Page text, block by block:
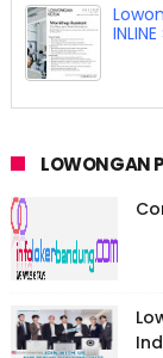
LOWONGAN